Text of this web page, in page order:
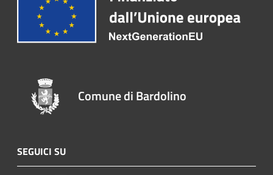
Comune di Bardolino
SEGUICI SU